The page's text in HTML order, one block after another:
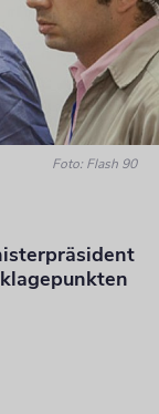
Foto: Flash 90